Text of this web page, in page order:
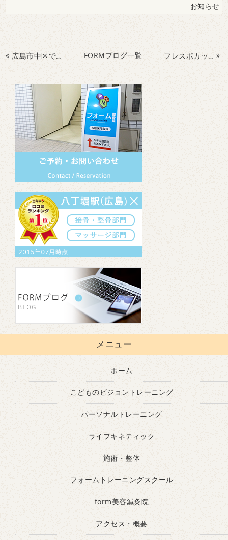
お知らせ
« 広島市中区で野球・サッカーの怪我をしないために体作り・脳と視覚ライフキネティック FORMブログ一覧 フレスポカップに参加！ライフキネティック体験会を開催しました！ »
メニュー
ホーム
こどものビジョントレーニング
パーソナルトレーニング
ライフキネティック
施術・整体
フォームトレーニングスクール
form美容鍼灸院
アクセス・概要